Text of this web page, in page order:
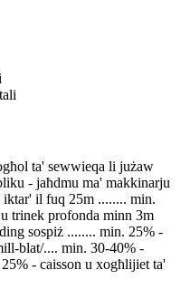
ta' sewwieqa li jużaw
- jaħdmu ma' makkinarju
il fuq 25m ........ min.
trinek profonda minn 3m
sospiż ........ min. 25% -
blat/.... min. 30-40% -
- caisson u xogħlijiet ta'